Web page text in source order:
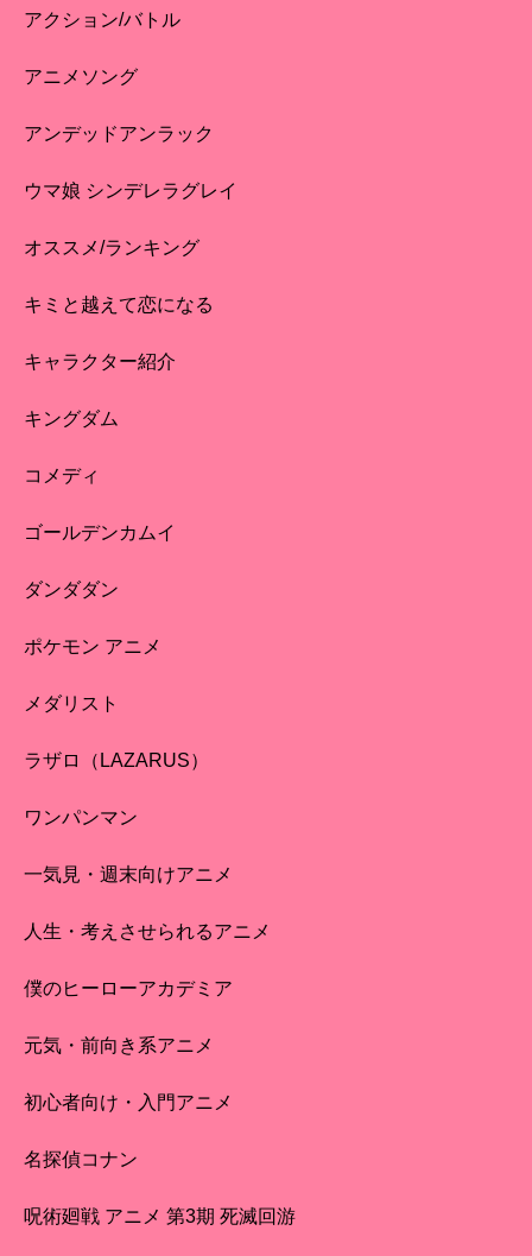
アクション/バトル
アニメソング
アンデッドアンラック
ウマ娘 シンデレラグレイ
オススメ/ランキング
キミと越えて恋になる
キャラクター紹介
キングダム
コメディ
ゴールデンカムイ
ダンダダン
ポケモン アニメ
メダリスト
ラザロ（LAZARUS）
ワンパンマン
一気見・週末向けアニメ
人生・考えさせられるアニメ
僕のヒーローアカデミア
元気・前向き系アニメ
初心者向け・入門アニメ
名探偵コナン
呪術廻戦 アニメ 第3期 死滅回游